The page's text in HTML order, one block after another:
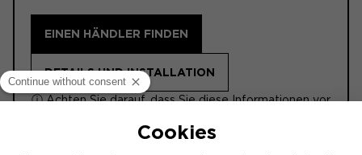
EINEN HÄNDLER FINDEN
DETAILS UND INSTALLATION
ⓘ Achten Sie darauf, dass Sie diese Informationen vor